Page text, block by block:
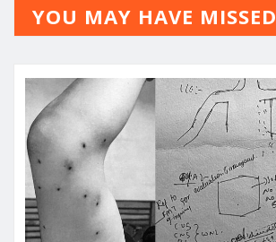
YOU MAY HAVE MISSED